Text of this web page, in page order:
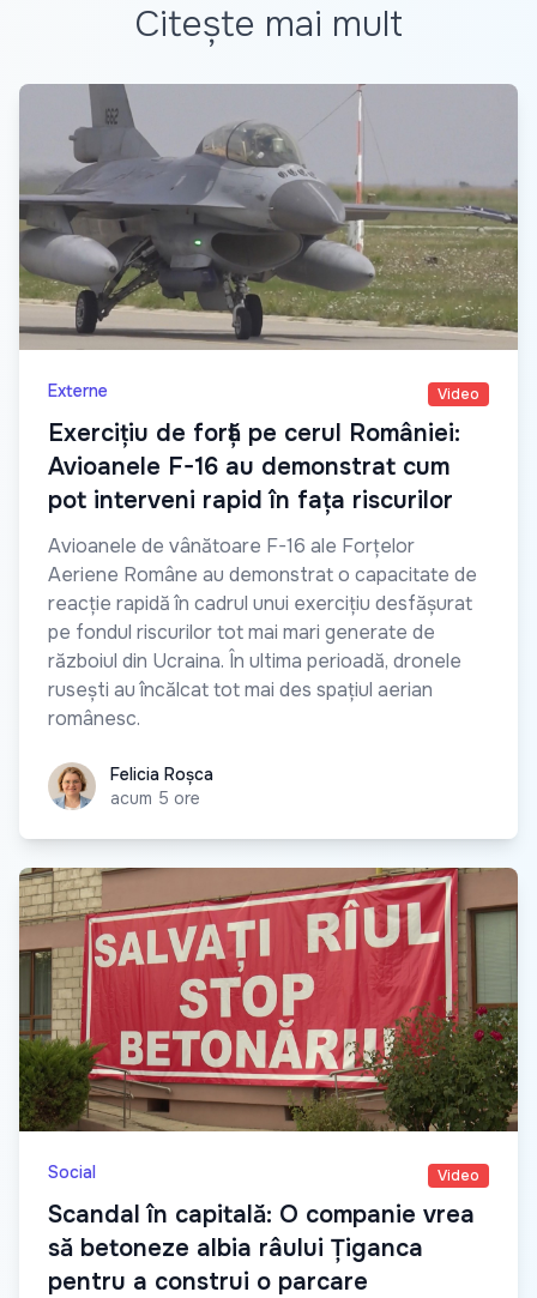
Citește mai mult
Externe Video
Exercițiu de forță pe cerul României:
Avioanele F-16 au demonstrat cum
pot interveni rapid în fața riscurilor
Avioanele de vânătoare F-16 ale Forțelor
Aeriene Române au demonstrat o capacitate de
reacție rapidă în cadrul unui exercițiu desfășurat
pe fondul riscurilor tot mai mari generate de
războiul din Ucraina. În ultima perioadă, dronele
rusești au încălcat tot mai des spațiul aerian
românesc.
Felicia RoșcaFelicia Roșca
acum 5 ore
Social Video
Scandal în capitală: O companie vrea
să betoneze albia râului Țiganca
pentru a construi o parcare